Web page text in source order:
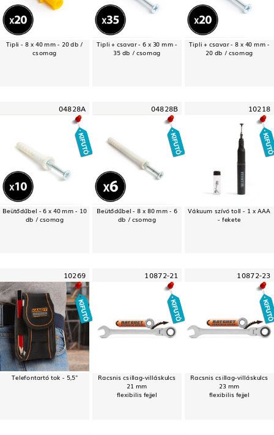
Tipli - 8 x 40 mm - 20 db /
csomag
Tipli + csavar - 6 x 30 mm -
35 db / csomag
Tipli + csavar - 8 x 40 mm -
20 db / csomag
04828A
Beütődűbel - 6 x 40 mm - 10
db / csomag
04828B
Beütődűbel - 8 x 80 mm - 6
db / csomag
10218
Vákuum szívó toll - 1 x AAA
- fekete
10269
Telefontartó tok - 5,5"
10872-21
Racsnis csillag-villáskulcs
21 mm
flexibilis fejjel
10872-23
Racsnis csillag-villáskulcs
23 mm
flexibilis fejjel